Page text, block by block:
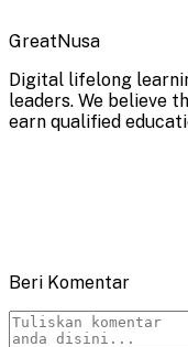
GreatNusa
Digital lifelong
leaders. We believe
earn qualified
Beri Komentar